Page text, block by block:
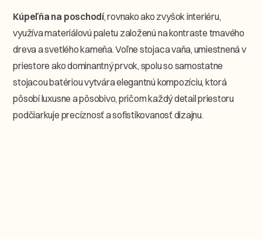
Kúpeľňa na poschodí, rovnako ako zvyšok interiéru,
využíva materiálovú paletu založenú na kontraste tmavého
dreva a svetlého kameňa. Voľne stojaca vaňa, umiestnená v
priestore ako dominantný prvok, spolu so samostatne
stojacou batériou vytvára elegantnú kompozíciu, ktorá
pôsobí luxusne a pôsobivo, pričom každý detail priestoru
podčiarkuje precíznosť a sofistikovanosť dizajnu.